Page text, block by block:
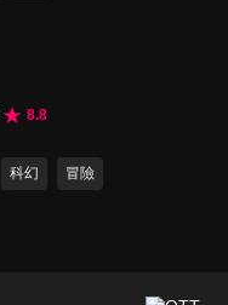
8.8
科幻 冒險